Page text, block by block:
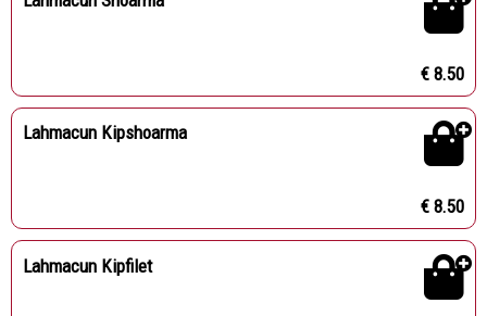
€ 8.50
Lahmacun Kipshoarma
€ 8.50
Lahmacun Kipfilet